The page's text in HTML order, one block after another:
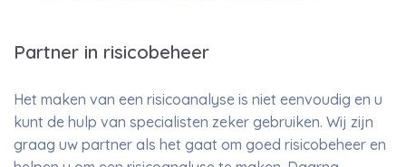
Partner in risicobeheer
Het maken van een risicoanalyse is niet eenvoudig en u
kunt de hulp van specialisten zeker gebruiken. Wij zijn
graag uw partner als het gaat om goed risicobeheer en